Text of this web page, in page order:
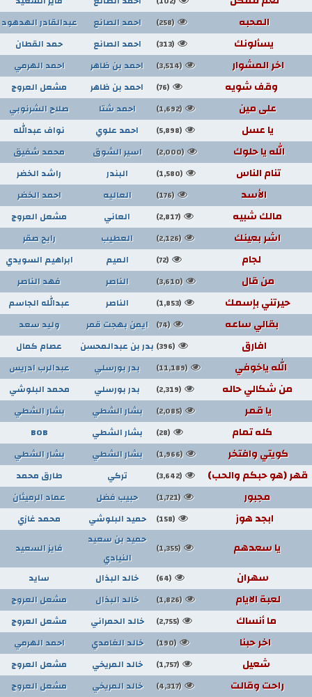
المحبه (258) احمد الصانع عبدالقادر الهدهود
يسألونك (313) احمد الصانع حمد القطان
اخر المشوار (3,514) احمد بن ظاهر احمد الهرمي
وقف شويه (76) احمد بن ظاهر مشعل العروج
على مين (1,692) احمد شتا صلاح الشرنوبي
يا عسل (5,898) احمد علوي نواف عبدالله
الله يا حلوك (2,000) اسير الشوق محمد شفيق
تنام الناس (1,580) البندر راشد الخضر
الأسد (176) العاليه احمد الخضر
مالك شبيه (2,817) العاني مشعل العروج
اشر بعينك (2,126) العطيب رابح صقر
لجام (72) الميم ابراهيم السويدي
من قال (3,610) الناصر فهد الناصر
حيرتني بإسمك (1,853) الناصر عبدالله الجاسم
بقالي ساعه (74) ايمن بهجت قمر وليد سعد
افارق (396) بدر بن عبدالمحسن عصام كمال
الله ياخوفي (11,189) بدر بورسلي عبدالرب ادريس
من شكالي حاله (2,319) بدر بورسلي محمد البلوشي
يا قمر (2,085) بشار الشطي بشار الشطي
كله تمام (28) بشار الشطي BOB
كويتي وافتخر (1,966) بشار الشطي بشار الشطي
قهر (هو حبكم والحب) (3,642) تركي طارق محمد
مجبور (1,721) حبيب فضل عماد الرميثان
ابجد هوز (158) حميد البلوشي محمد غازي
يا سعدهم (1,355)
حميد بن سعيد
النيادي
فايز السعيد
سهران (64) خالد البذال سايد
لعبة الايام (1,826) خالد البذال مشعل العروج
ما أنساك (2,755) خالد الحمراني مشعل العروج
اخر حبنا (190) خالد الغامدي احمد الهرمي
شعيل (1,757) خالد المريخي مشعل العروج
راحت وقالت (4,317) خالد المريخي مشعل العروج